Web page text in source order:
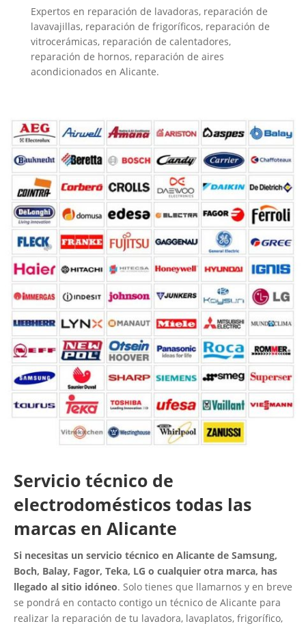
Expertos en reparación de lavadoras, reparación de
lavavajillas, reparación de frigoríficos, reparación de
vitrocerámicas, reparación de calentadores,
reparación de hornos, reparación de aires
acondicionados en Alicante.
Servicio técnico de
electrodomésticos todas las
marcas en Alicante
Si necesitas un servicio técnico en Alicante de Samsung,
Boch, Balay, Fagor, Teka, LG o cualquier otra marca, has
llegado al sitio idóneo. Solo tienes que llamarnos y en breve
se pondrá en contacto contigo un técnico de Alicante para
realizar la reparación de tu lavadora, lavaplatos, frigorífico,